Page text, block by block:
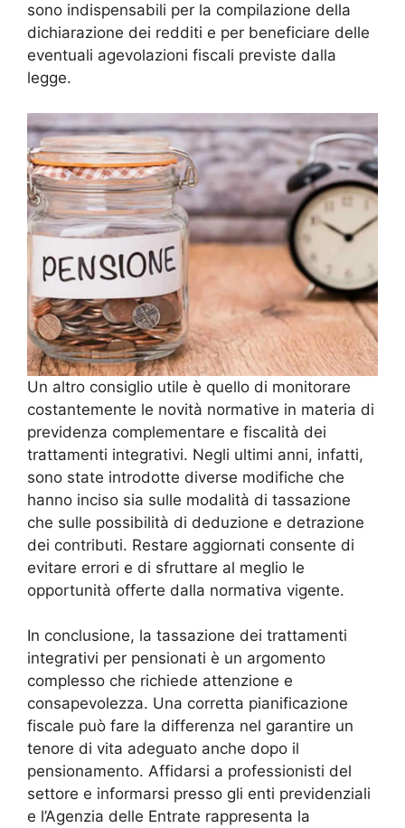
sono indispensabili per la compilazione della
dichiarazione dei redditi e per beneficiare delle
eventuali agevolazioni fiscali previste dalla
legge.
Un altro consiglio utile è quello di monitorare
costantemente le novità normative in materia di
previdenza complementare e fiscalità dei
trattamenti integrativi. Negli ultimi anni, infatti,
sono state introdotte diverse modifiche che
hanno inciso sia sulle modalità di tassazione
che sulle possibilità di deduzione e detrazione
dei contributi. Restare aggiornati consente di
evitare errori e di sfruttare al meglio le
opportunità offerte dalla normativa vigente.
In conclusione, la tassazione dei trattamenti
integrativi per pensionati è un argomento
complesso che richiede attenzione e
consapevolezza. Una corretta pianificazione
fiscale può fare la differenza nel garantire un
tenore di vita adeguato anche dopo il
pensionamento. Affidarsi a professionisti del
settore e informarsi presso gli enti previdenziali
e l’Agenzia delle Entrate rappresenta la